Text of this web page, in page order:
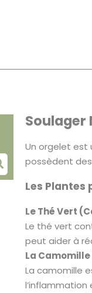
Rechercher
Soulager
Un orgelet est
possèdent
Les
Le Thé Vert
Le thé vert
peut aider à
La
La camomille
l’inflammation